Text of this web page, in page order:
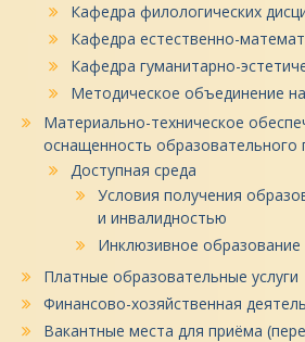
Кафедра филологических
Кафедра естественно-
Кафедра гуманитарно-
Методическое объединение
Материально-техническое
оснащенность образовательного
Доступная среда
Условия получения
и инвалидностью
Инклюзивное образование
Платные образовательные услуги
Финансово-хозяйственная
Вакантные места для приёма